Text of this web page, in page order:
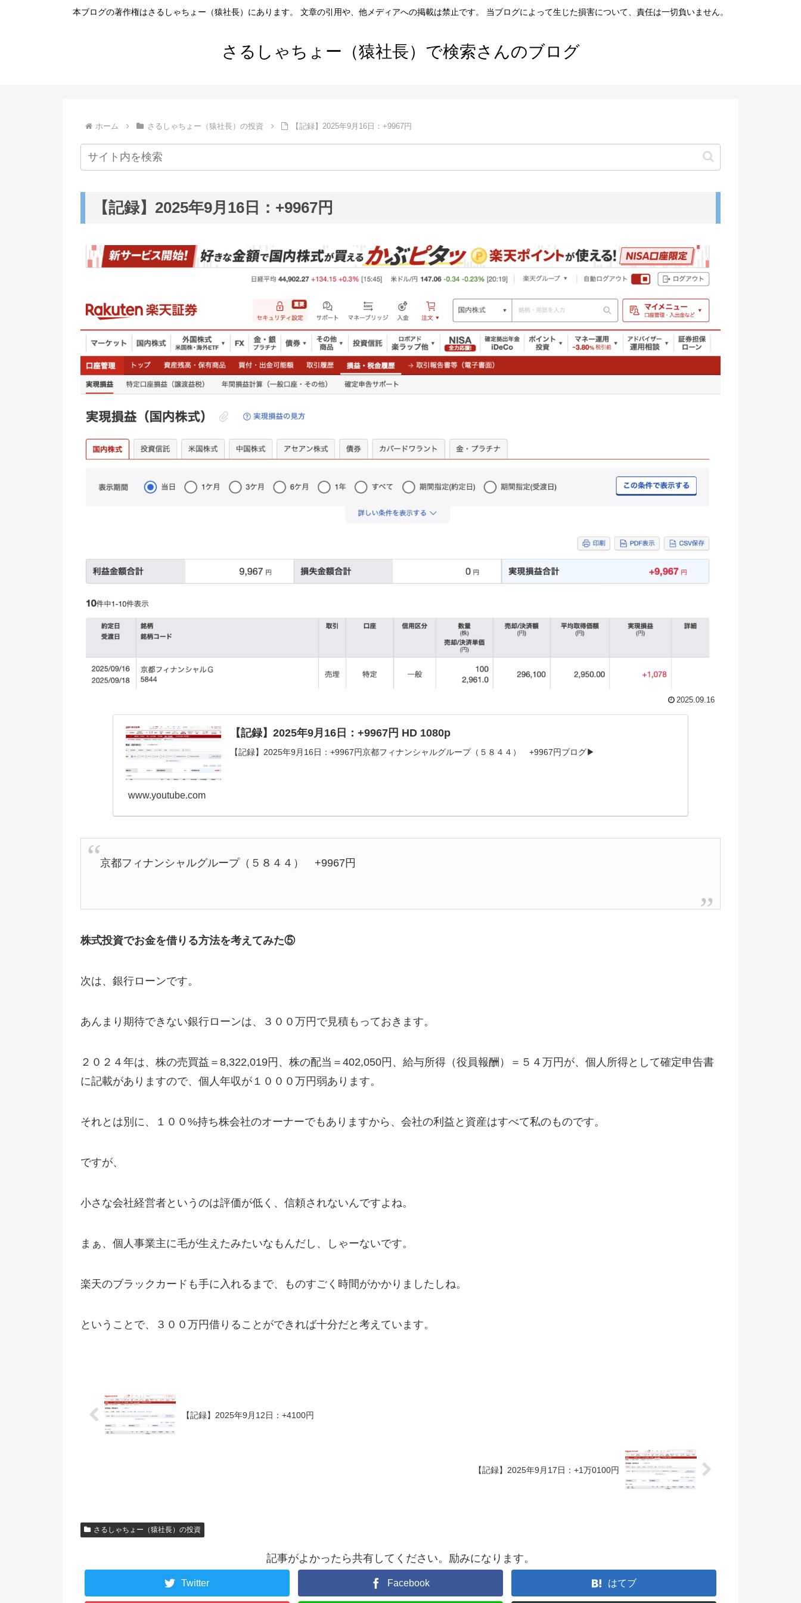
本ブログの著作権はさるしゃちょー（猿社長）にあります。 文章の引用や、他メディアへの掲載は禁止です。 当ブログによって生じた損害について、責任は一切負いません。
さるしゃちょー（猿社長）で検索さんのブログ
ホーム さるしゃちょー（猿社長）の投資 【記録】2025年9月16日：+9967円
【記録】2025年9月16日：+9967円
2025.09.16
【記録】2025年9月16日：+9967円 HD 1080p
【記録】2025年9月16日：+9967円京都フィナンシャルグループ（５８４４） +9967円ブログ▶︎
www.youtube.com
京都フィナンシャルグループ（５８４４） +9967円
株式投資でお金を借りる方法を考えてみた⑤
次は、銀行ローンです。
あんまり期待できない銀行ローンは、３００万円で見積もっておきます。
２０２４年は、株の売買益＝8,322,019円、株の配当＝402,050円、給与所得（役員報酬）＝５４万円が、個人所得として確定申告書
に記載がありますので、個人年収が１０００万円弱あります。
それとは別に、１００%持ち株会社のオーナーでもありますから、会社の利益と資産はすべて私のものです。
ですが、
小さな会社経営者というのは評価が低く、信頼されないんですよね。
まぁ、個人事業主に毛が生えたみたいなもんだし、しゃーないです。
楽天のブラックカードも手に入れるまで、ものすごく時間がかかりましたしね。
ということで、３００万円借りることができれば十分だと考えています。
【記録】2025年9月12日：+4100円
【記録】2025年9月17日：+1万0100円
さるしゃちょー（猿社長）の投資
記事がよかったら共有してください。励みになります。
Twitter Facebook はてブ